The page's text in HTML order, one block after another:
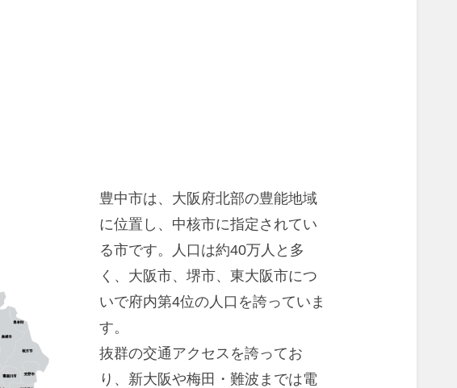
豊中市は、大阪府北部の豊能地域
に位置し、中核市に指定されてい
る市です。人口は約40万人と多
く、大阪市、堺市、東大阪市につ
いで府内第4位の人口を誇っていま
す。
抜群の交通アクセスを誇ってお
り、新大阪や梅田・難波までは電